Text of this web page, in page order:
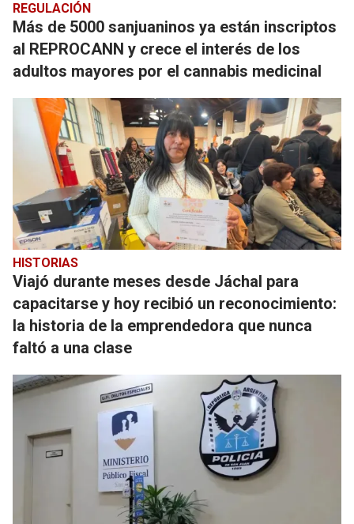
REGULACIÓN
Más de 5000 sanjuaninos ya están inscriptos
al REPROCANN y crece el interés de los
adultos mayores por el cannabis medicinal
HISTORIAS
Viajó durante meses desde Jáchal para
capacitarse y hoy recibió un reconocimiento:
la historia de la emprendedora que nunca
faltó a una clase